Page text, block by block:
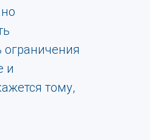
ограничения
и
тому,